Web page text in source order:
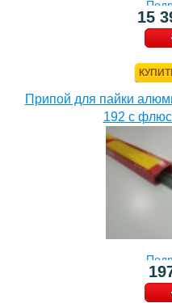
15
Припой для пайки
192 с